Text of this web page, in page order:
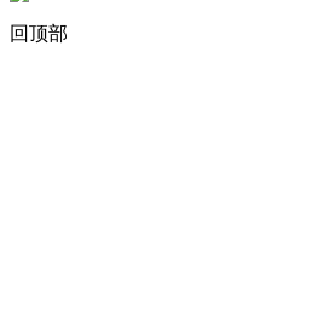
回顶部